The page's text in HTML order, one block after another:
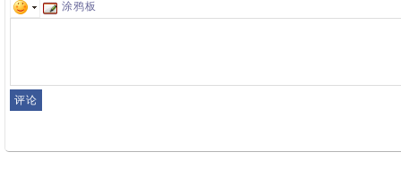
涂鸦板